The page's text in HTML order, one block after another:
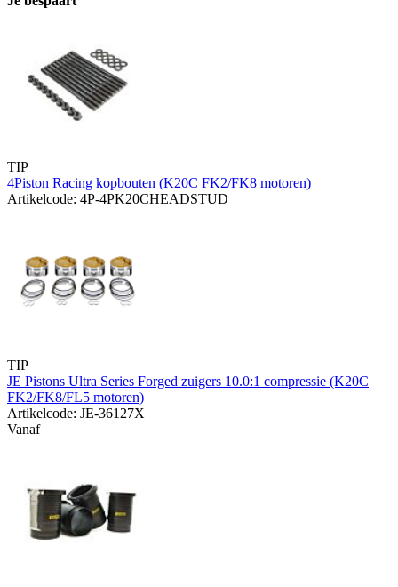
TIP
4Piston Racing kopbouten (K20C FK2/FK8 motoren)
Artikelcode: 4P-4PK20CHEADSTUD
TIP
JE Pistons Ultra Series Forged zuigers 10.0:1 compressie (K20C
FK2/FK8/FL5 motoren)
Artikelcode: JE-36127X
Vanaf